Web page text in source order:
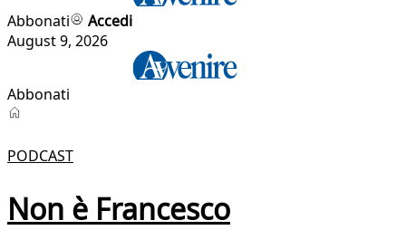
Abbonati
Accedi
August 9, 2026
Abbonati
Podcast
PODCAST
Non è Francesco